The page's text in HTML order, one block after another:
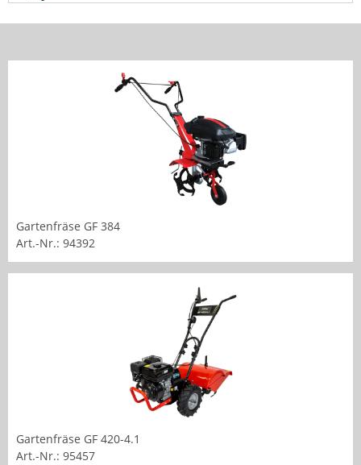
Gartenfräse GF 384
Art.-Nr.: 94392
Gartenfräse GF 420-4.1
Art.-Nr.: 95457